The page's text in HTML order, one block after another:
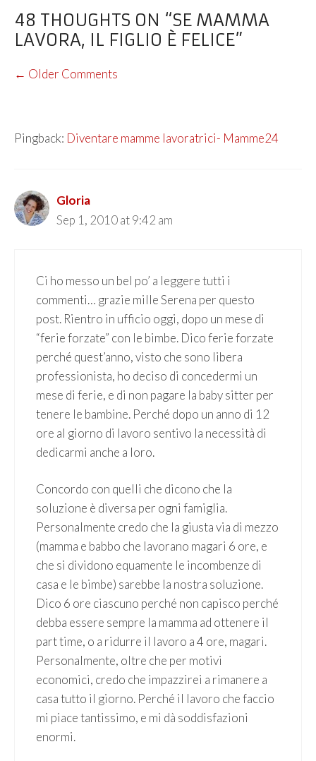
48 THOUGHTS ON “SE MAMMA
LAVORA, IL FIGLIO È FELICE”
COMMENT
← Older Comments
Pingback: Diventare mamme lavoratrici- Mamme24
Gloria
Sep 1, 2010 at 9:42 am
Ci ho messo un bel po’ a leggere tutti i
commenti… grazie mille Serena per questo
post. Rientro in ufficio oggi, dopo un mese di
“ferie forzate” con le bimbe. Dico ferie forzate
perché quest’anno, visto che sono libera
professionista, ho deciso di concedermi un
mese di ferie, e di non pagare la baby sitter per
tenere le bambine. Perché dopo un anno di 12
ore al giorno di lavoro sentivo la necessità di
dedicarmi anche a loro.
Concordo con quelli che dicono che la
soluzione è diversa per ogni famiglia.
Personalmente credo che la giusta via di mezzo
(mamma e babbo che lavorano magari 6 ore, e
che si dividono equamente le incombenze di
casa e le bimbe) sarebbe la nostra soluzione.
Dico 6 ore ciascuno perché non capisco perché
debba essere sempre la mamma ad ottenere il
part time, o a ridurre il lavoro a 4 ore, magari.
Personalmente, oltre che per motivi
economici, credo che impazzirei a rimanere a
casa tutto il giorno. Perché il lavoro che faccio
mi piace tantissimo, e mi dà soddisfazioni
enormi.